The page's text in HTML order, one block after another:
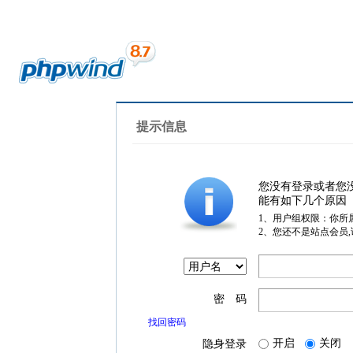
提示信息
您没有登录或者您
能有如下几个原因
1、用户组权限：你所
2、您还不是站点会员
密 码
找回密码
隐身登录 开启 关闭